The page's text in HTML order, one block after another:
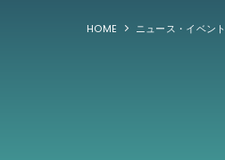
HOME ニュース・イベント